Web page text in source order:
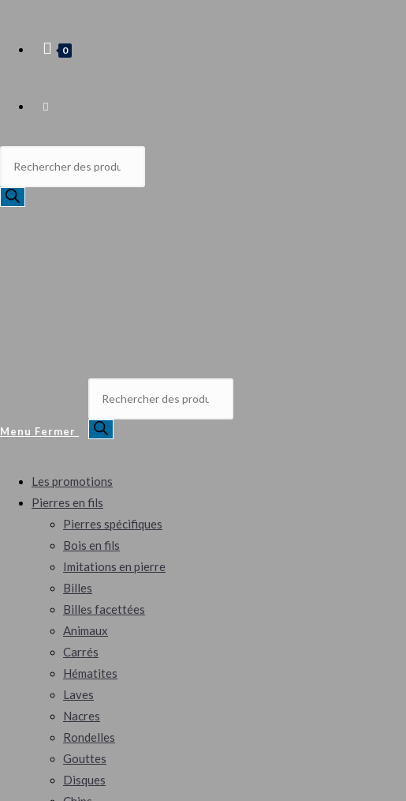
0
Menu Fermer
Les promotions
Pierres en fils
Pierres spécifiques
Bois en fils
Imitations en pierre
Billes
Billes facettées
Animaux
Carrés
Hématites
Laves
Nacres
Rondelles
Gouttes
Disques